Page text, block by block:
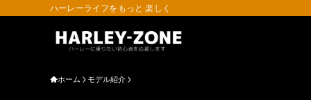
ハーレーライフをもっと 楽しく
ホーム モデル紹介